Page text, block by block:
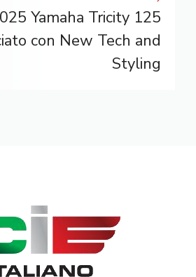
Yamaha Tricity 125
con New Tech and
Styling